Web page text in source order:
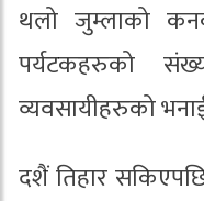
थलो जुम्लाको
पर्यटकहरुको
व्यवसायीहरुको
दशैं तिहार